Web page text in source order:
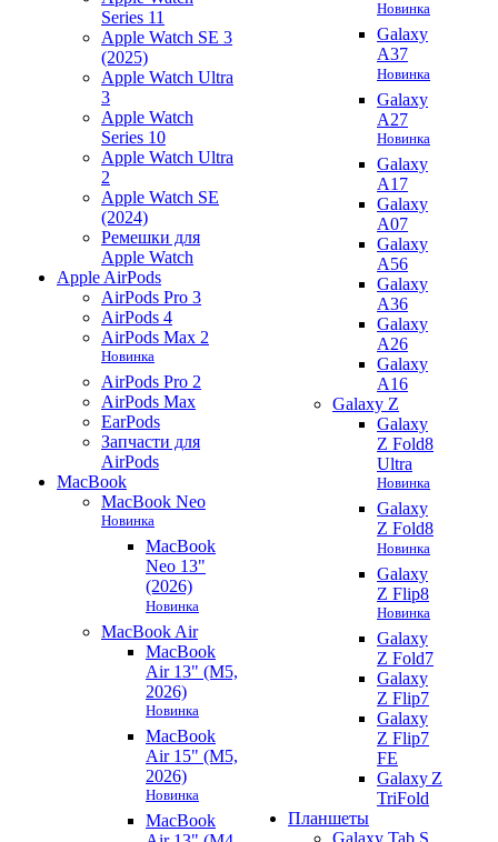
Series 11
Apple Watch SE 3
(2025)
Apple Watch Ultra
3
Apple Watch
Series 10
Apple Watch Ultra
2
Apple Watch SE
(2024)
Ремешки для
Apple Watch
Apple AirPods
AirPods Pro 3
AirPods 4
AirPods Max 2
Новинка
AirPods Pro 2
AirPods Max
EarPods
Запчасти для
AirPods
MacBook
MacBook Neo
Новинка
MacBook
Neo 13"
(2026)
Новинка
MacBook Air
MacBook
Air 13" (M5,
2026)
Новинка
MacBook
Air 15" (M5,
2026)
Новинка
MacBook
Новинка
Galaxy
A37
Новинка
Galaxy
A27
Новинка
Galaxy
A17
Galaxy
A07
Galaxy
A56
Galaxy
A36
Galaxy
A26
Galaxy
A16
Galaxy Z
Galaxy
Z Fold8
Ultra
Новинка
Galaxy
Z Fold8
Новинка
Galaxy
Z Flip8
Новинка
Galaxy
Z Fold7
Galaxy
Z Flip7
Galaxy
Z Flip7
FE
Galaxy Z
TriFold
Планшеты
Galaxy Tab S